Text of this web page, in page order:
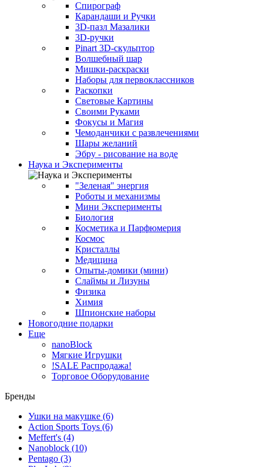
Спирограф
Карандаши и Ручки
3D-пазл Мазалики
3D-ручки
Pinart 3D-скульптор
Волшебный шар
Мишки-раскраски
Наборы для первоклассников
Раскопки
Световые Картины
Своими Руками
Фокусы и Магия
Чемоданчики с развлечениями
Шары желаний
Эбру - рисование на воде
Наука и Эксперименты
"Зеленая" энергия
Роботы и механизмы
Мини Эксперименты
Биология
Косметика и Парфюмерия
Космос
Кристаллы
Медицина
Опыты-домики (мини)
Слаймы и Лизуны
Физика
Химия
Шпионские наборы
Новогодние подарки
Еще
nanoBlock
Мягкие Игрушки
!SALE Распродажа!
Торговое Оборудование
Бренды
Ушки на макушке (6)
Action Sports Toys (6)
Meffert's (4)
Nanoblock (10)
Pentago (3)